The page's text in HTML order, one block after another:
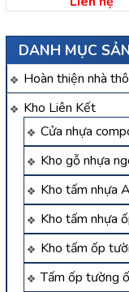
DANH MỤC
Hoàn thiện nhà
Kho Liên Kết
Cửa nhựa
Kho gỗ nhựa
Kho tấm nhựa
Kho tấm nhựa
Kho tấm ốp
Tấm ốp tường